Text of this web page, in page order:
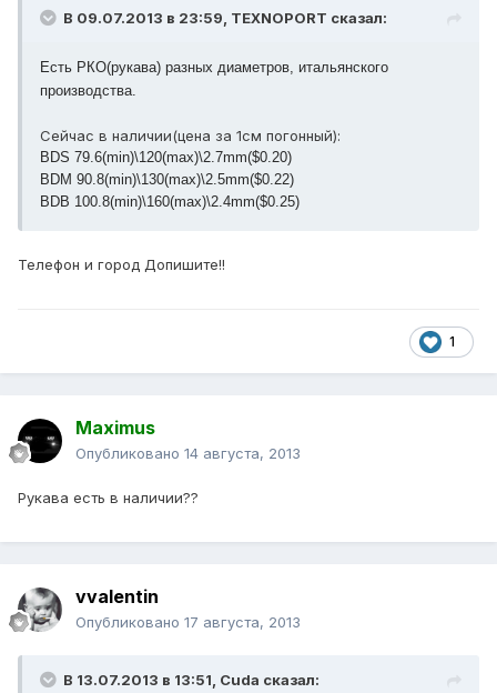
В 09.07.2013 в 23:59, TEXNOPORT сказал:
Есть РКО(рукава) разных диаметров, итальянского
производства.
Сейчас в наличии(цена за 1см погонный):
BDS 79.6(min)\120(max)\2.7mm($0.20)
BDM 90.8(min)\130(max)\2.5mm($0.22)
BDB 100.8(min)\160(max)\2.4mm($0.25)
Телефон и город Допишите!!
1
Maximus
Опубликовано 14 августа, 2013
Рукава есть в наличии??
vvalentin
Опубликовано 17 августа, 2013
В 13.07.2013 в 13:51, Cuda сказал: